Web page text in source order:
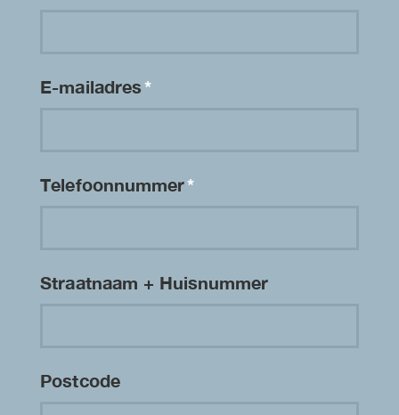
E-mailadres*
Telefoonnummer*
Straatnaam + Huisnummer
Postcode